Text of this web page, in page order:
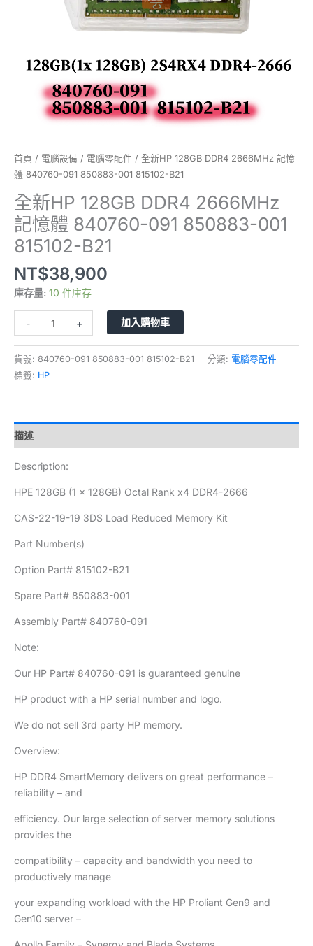
首頁 / 電腦設備 / 電腦零配件 / 全新HP 128GB DDR4 2666MHz 記憶
體 840760-091 850883-001 815102-B21
全新HP 128GB DDR4 2666MHz
記憶體 840760-091 850883-001
815102-B21
NT$38,900
庫存量: 10 件庫存
-
815102-
+ 加入購物車
貨號: 840760-091 850883-001 815102-B21 分類: 電腦零配件
標籤: HP
描述
Description:
HPE 128GB (1 x 128GB) Octal Rank x4 DDR4-2666
CAS-22-19-19 3DS Load Reduced Memory Kit
Part Number(s)
Option Part# 815102-B21
Spare Part# 850883-001
Assembly Part# 840760-091
Note:
Our HP Part# 840760-091 is guaranteed genuine
HP product with a HP serial number and logo.
We do not sell 3rd party HP memory.
Overview:
HP DDR4 SmartMemory delivers on great performance –
reliability – and
efficiency. Our large selection of server memory solutions
provides the
compatibility – capacity and bandwidth you need to
productively manage
your expanding workload with the HP Proliant Gen9 and
Gen10 server –